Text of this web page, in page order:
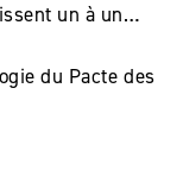
un à un…
du Pacte des